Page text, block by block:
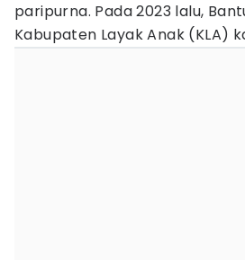
paripurna. Pada 2023 lalu,
Kabupaten Layak Anak (KLA)